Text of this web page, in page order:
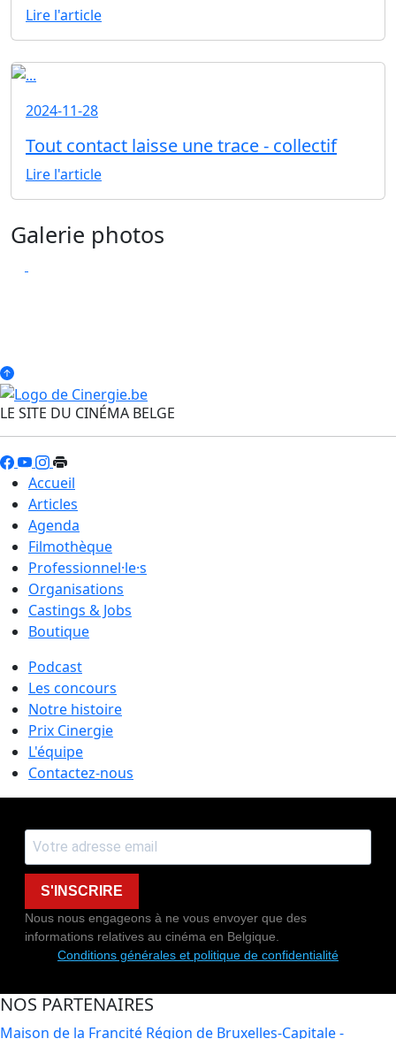
Lire l'article
2024-11-28
Tout contact laisse une trace - collectif
Lire l'article
Galerie photos
LE SITE DU CINÉMA BELGE
Accueil
Articles
Agenda
Filmothèque
Professionnel·le·s
Organisations
Castings & Jobs
Boutique
Podcast
Les concours
Notre histoire
Prix Cinergie
L'équipe
Contactez-nous
S'INSCRIRE
Nous nous engageons à ne vous envoyer que des
informations relatives au cinéma en Belgique.
Conditions générales et politique de confidentialité
NOS PARTENAIRES
Maison de la Francité Région de Bruxelles-Capitale -